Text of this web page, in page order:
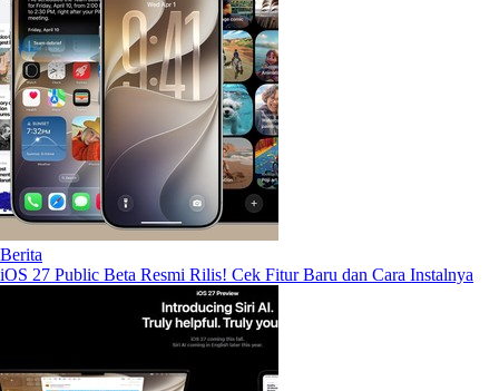
Berita
iOS 27 Public Beta Resmi Rilis! Cek Fitur Baru dan Cara Instalnya